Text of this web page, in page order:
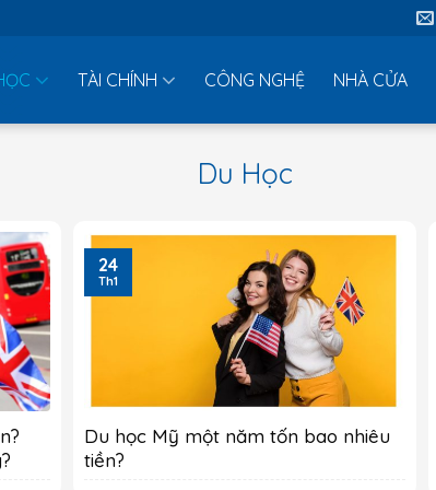
TÀI CHÍNH CÔNG NGHỆ NHÀ CỬA
Du Học
Du học Mỹ một năm tốn bao nhiêu
tiền?
24
Th1